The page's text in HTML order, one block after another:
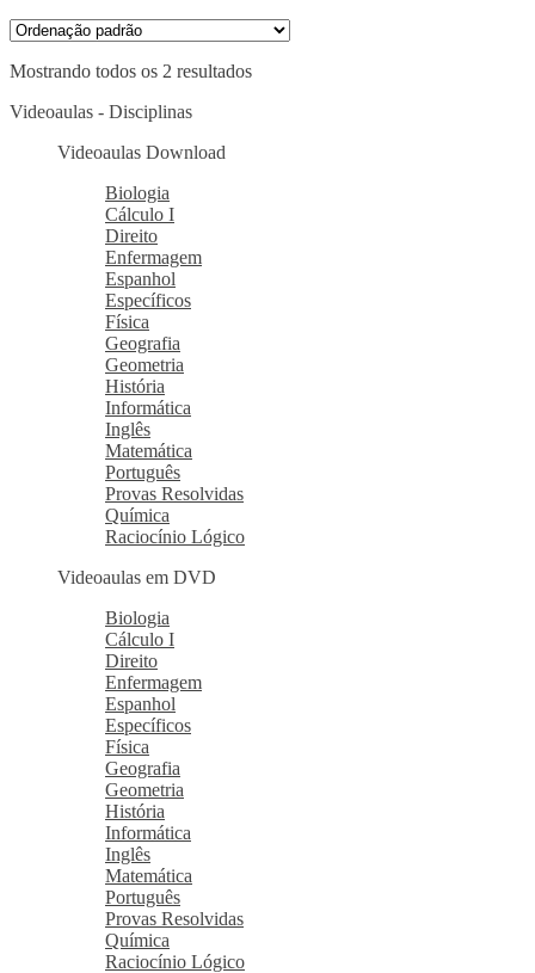
Mostrando todos os 2 resultados
Videoaulas - Disciplinas
Videoaulas Download
Biologia
Cálculo I
Direito
Enfermagem
Espanhol
Específicos
Física
Geografia
Geometria
História
Informática
Inglês
Matemática
Português
Provas Resolvidas
Química
Raciocínio Lógico
Videoaulas em DVD
Biologia
Cálculo I
Direito
Enfermagem
Espanhol
Específicos
Física
Geografia
Geometria
História
Informática
Inglês
Matemática
Português
Provas Resolvidas
Química
Raciocínio Lógico